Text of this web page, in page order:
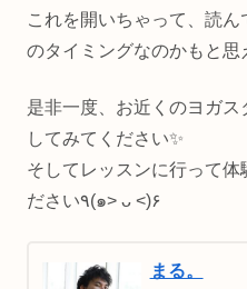
これを開いちゃって、読
のタイミングなのかもと
是非一度、お近くのヨガ
してみてください✨
そしてレッスンに行って体
ださい٩(๑> ᴗ <)۶
まる。